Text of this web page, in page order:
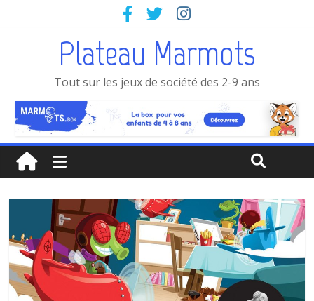
Plateau Marmots
Tout sur les jeux de société des 2-9 ans